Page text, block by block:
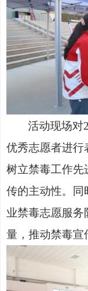
活动现场对
优秀志愿者进行
树立禁毒工作先
传的主动性。同
业禁毒志愿服务
量，推动禁毒宣